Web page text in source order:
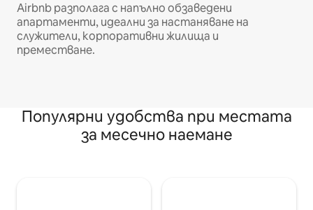
Airbnb разполага с напълно обзаведени
апартаменти, идеални за настаняване на
служители, корпоративни жилища и
преместване.
Популярни удобства при местата
за месечно наемане